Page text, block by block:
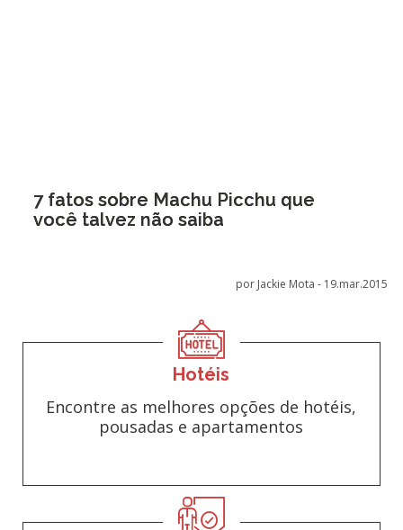
7 fatos sobre Machu Picchu que
você talvez não saiba
por Jackie Mota - 19.mar.2015
Hotéis
Encontre as melhores opções de hotéis,
pousadas e apartamentos